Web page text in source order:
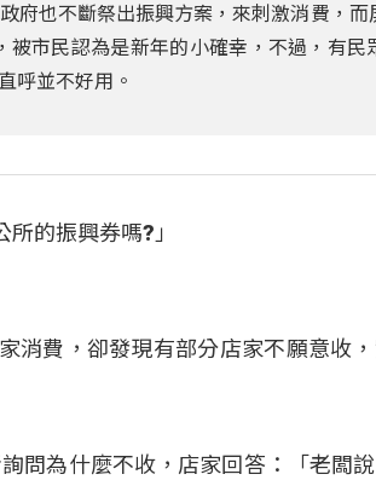
府也不斷祭出振興方案，來刺激消費，而
市民認為是新年的小確幸，不過，有民
呼並不好用。
的振興券嗎?」
消費，卻發現有部分店家不願意收
問為什麼不收，店家回答：「老闆